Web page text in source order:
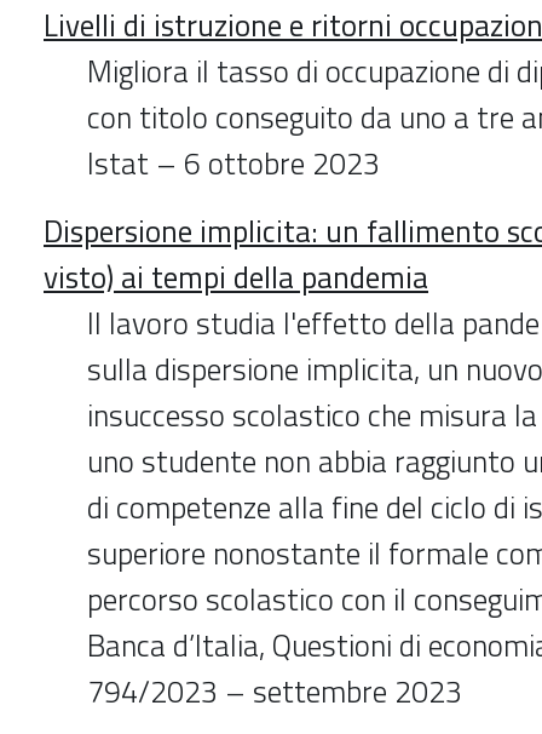
Livelli di istruzione e ritorni
Migliora il tasso di occupazione di
con titolo conseguito da uno a tre
Istat – 6 ottobre 2023
Dispersione implicita: un fallimento
visto) ai tempi della pandemia
Il lavoro studia l'effetto della
sulla dispersione implicita, un
insuccesso scolastico che misura
uno studente non abbia raggiunto
di competenze alla fine del ciclo di
superiore nonostante il formale
percorso scolastico con il
Banca d’Italia, Questioni di
794/2023 – settembre 2023